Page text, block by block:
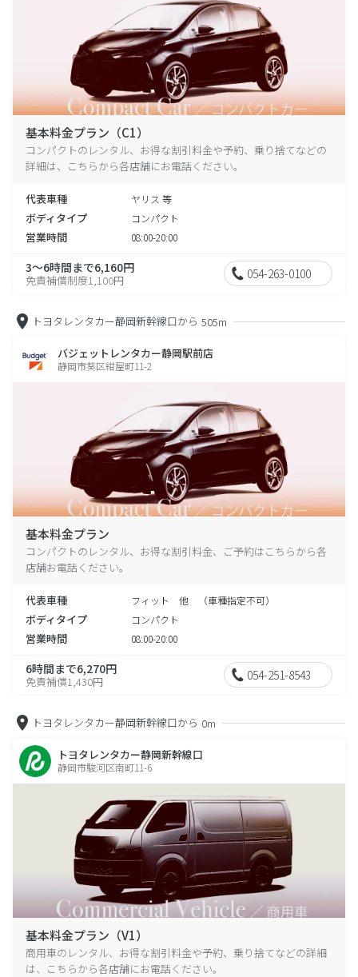
基本料金プラン（C1）
コンパクトのレンタル、お得な割引料金や予約、乗り捨てなどの
詳細は、こちらから各店舗にお電話ください。
代表車種 ヤリス 等
ボディタイプ コンパクト
営業時間 08:00-20:00
3～6時間まで6,160円
免責補償制度1,100円 054-263-0100
トヨタレンタカー静岡新幹線口から 505m
バジェットレンタカー静岡駅前店
静岡市葵区紺屋町11-2
基本料金プラン
コンパクトのレンタル、お得な割引料金、ご予約はこちらから各
店舗お電話ください。
代表車種 フィット 他 （車種指定不可）
ボディタイプ コンパクト
営業時間 08:00-20:00
6時間まで6,270円
免責補償1,430円 054-251-8543
トヨタレンタカー静岡新幹線口から 0m
トヨタレンタカー静岡新幹線口
静岡市駿河区南町11-6
基本料金プラン（V1）
商用車のレンタル、お得な割引料金や予約、乗り捨てなどの詳細
は、こちらから各店舗にお電話ください。